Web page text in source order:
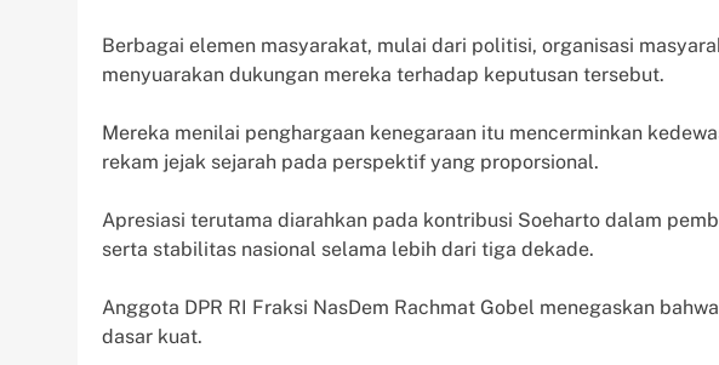
Berbagai elemen masyarakat, mulai dari politisi, organisasi
menyuarakan dukungan mereka terhadap keputusan tersebut.
Mereka menilai penghargaan kenegaraan itu mencerminkan
rekam jejak sejarah pada perspektif yang proporsional.
Apresiasi terutama diarahkan pada kontribusi Soeharto dalam
serta stabilitas nasional selama lebih dari tiga dekade.
Anggota DPR RI Fraksi NasDem Rachmat Gobel menegaskan
dasar kuat.